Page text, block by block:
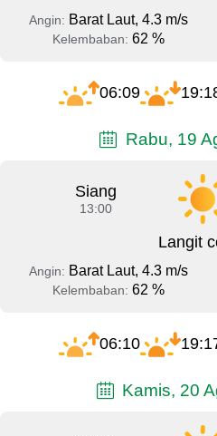
Angin: Barat Laut, 4.3 m/s
Kelembaban: 62 %
06:09
Rabu, 19
Siang
13:00
Langit
Angin: Barat Laut, 4.3 m/s
Kelembaban: 62 %
06:10
Kamis, 20